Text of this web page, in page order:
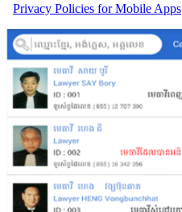
Privacy Policies for Mobile Apps